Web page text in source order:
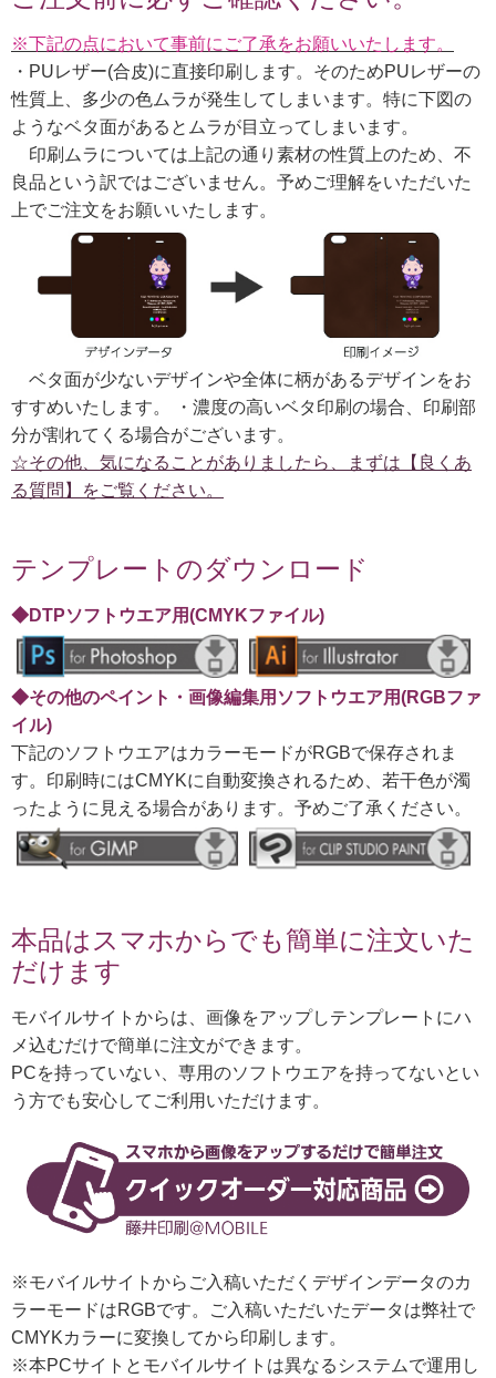
※下記の点において事前にご了承をお願いいたします。
・PUレザー(合皮)に直接印刷します。そのためPUレザーの
性質上、多少の色ムラが発生してしまいます。特に下図の
ようなベタ面があるとムラが目立ってしまいます。
印刷ムラについては上記の通り素材の性質上のため、不
良品という訳ではございません。予めご理解をいただいた
上でご注文をお願いいたします。
ベタ面が少ないデザインや全体に柄があるデザインをお
すすめいたします。 ・濃度の高いベタ印刷の場合、印刷部
分が割れてくる場合がございます。
☆その他、気になることがありましたら、まずは【良くあ
る質問】をご覧ください。
テンプレートのダウンロード
◆DTPソフトウエア用(CMYKファイル)
◆その他のペイント・画像編集用ソフトウエア用(RGBファ
イル)
下記のソフトウエアはカラーモードがRGBで保存されま
す。印刷時にはCMYKに自動変換されるため、若干色が濁
ったように見える場合があります。予めご了承ください。
本品はスマホからでも簡単に注文いた
だけます
モバイルサイトからは、画像をアップしテンプレートにハ
メ込むだけで簡単に注文ができます。
PCを持っていない、専用のソフトウエアを持ってないとい
う方でも安心してご利用いただけます。
※モバイルサイトからご入稿いただくデザインデータのカ
ラーモードはRGBです。ご入稿いただいたデータは弊社で
CMYKカラーに変換してから印刷します。
※本PCサイトとモバイルサイトは異なるシステムで運用し